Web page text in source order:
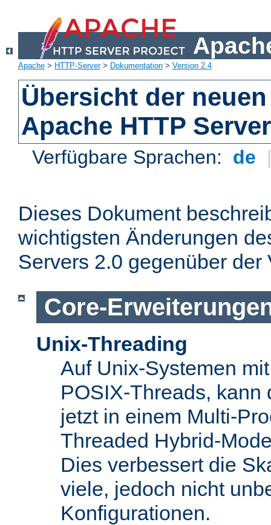
Apache > HTTP-Server> Dokumentation > Version 2.4
Übersicht der
Apache HTTP
Verfügbare Sprachen: de
Dieses Dokument
wichtigsten Änderungen
Servers 2.0 gegenüber der
Core-
Unix-Threading
Auf Unix-Systemen
POSIX-Threads, kann
jetzt in einem Multi-
Threaded Hybrid-
Dies verbessert die
viele, jedoch nicht
Konfigurationen.